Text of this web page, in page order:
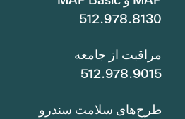
512.978.8130
مراقبت از جامعه
512.978.9015
طرح‌های سلامت سندرو